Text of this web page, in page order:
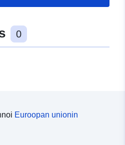
0
Euroopan unionin